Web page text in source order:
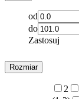
od
do
Zastosuj
Rozmiar
2